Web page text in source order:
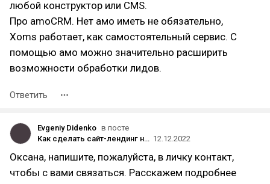
любой конструктор или CMS.
Про amoCRM. Нет амо иметь не обязательно,
Xoms работает, как самостоятельный сервис. С
помощью амо можно значительно расширить
возможности обработки лидов.
Ответить
Evgeniy Didenko в посте
Как сделать сайт-лендинг на тильде агентству недвижимости с базой новостроек Xoms и интеграций с amoCRM 12.12.2022
Оксана, напишите, пожалуйста, в личку контакт,
чтобы с вами связаться. Расскажем подробнее